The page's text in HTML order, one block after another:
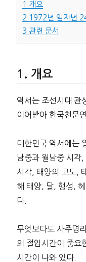
1 개요
2 1972년 임자년
3 관련 문서
개요
역서는 조선시대 관
이어받아 한국천문
대한민국 역서에는
남중과 월남중 시각
시각, 태양의 고도,
해 태양, 달, 행성,
다.
무엇보다도 사주명
의 절입시간이 중요
시간이 나와 있다.